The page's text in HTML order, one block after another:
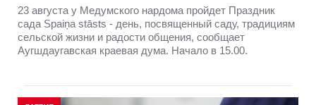
23 августа у Медумского нардома пройдет Праздник
сада Spaiņa stāsts - день, посвященный саду, традициям
сельской жизни и радости общения, сообщает
Аугшдаугавская краевая дума. Начало в 15.00.